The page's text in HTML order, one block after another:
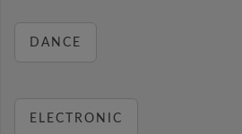
DANCE
ELECTRONIC